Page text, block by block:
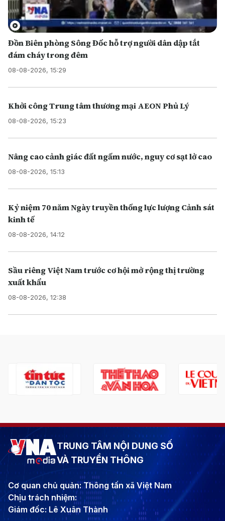
Đồn Biên phòng Sông Đốc hỗ trợ người dân dập tắt
đám cháy trong đêm
08-08-2026, 15:29
Khởi công Trung tâm thương mại AEON Phủ Lý
08-08-2026, 15:23
Nâng cao cảnh giác đất ngấm nước, nguy cơ sạt lở cao
08-08-2026, 15:13
Kỷ niệm 70 năm Ngày truyền thống lực lượng Cảnh sát
kinh tế
08-08-2026, 14:12
Sầu riêng Việt Nam trước cơ hội mở rộng thị trường
xuất khẩu
08-08-2026, 12:38
TRUNG TÂM NỘI DUNG SỐ
VÀ TRUYỀN THÔNG
Cơ quan chủ quản: Thông tấn xã Việt Nam
Chịu trách nhiệm:
Giám đốc: Lê Xuân Thành